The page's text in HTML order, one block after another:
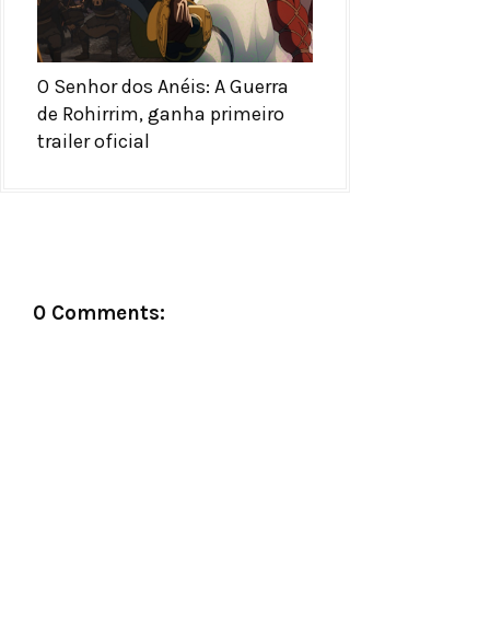
O Senhor dos Anéis: A Guerra
de Rohirrim, ganha primeiro
trailer oficial
0 Comments: